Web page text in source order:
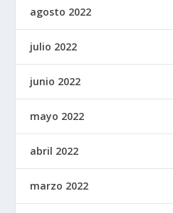
agosto 2022
julio 2022
junio 2022
mayo 2022
abril 2022
marzo 2022